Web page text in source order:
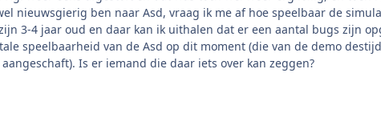
nieuwsgierig ben naar Asd, vraag ik me af hoe speelbaar de
3-4 jaar oud en daar kan ik uithalen dat er een aantal bugs zijn
speelbaarheid van de Asd op dit moment (die van de demo
Is er iemand die daar iets over kan zeggen?